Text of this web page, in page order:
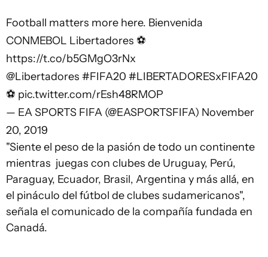
Football matters more here. Bienvenida
CONMEBOL Libertadores ⚽
https://t.co/b5GMgO3rNx
@Libertadores #FIFA20 #LIBERTADORESxFIFA20
⚽ pic.twitter.com/rEsh48RMOP
— EA SPORTS FIFA (@EASPORTSFIFA) November
20, 2019
"Siente el peso de la pasión de todo un continente
mientras juegas con clubes de Uruguay, Perú,
Paraguay, Ecuador, Brasil, Argentina y más allá, en
el pináculo del fútbol de clubes sudamericanos",
señala el comunicado de la compañía fundada en
Canadá.